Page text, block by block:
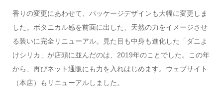
香りの変更にあわせて、パッケージデザインも大幅に変更しま
した。ボタニカル感を前面に出した、天然の力をイメージさせ
る装いに完全リニューアル。見た目も中身も進化した「ダニよ
けシリカ」が店頭に並んだのは、2019年のことでした。この年
から、再びネット通販にも力を入れはじめます。ウェブサイト
（本店）もリニューアルしました。